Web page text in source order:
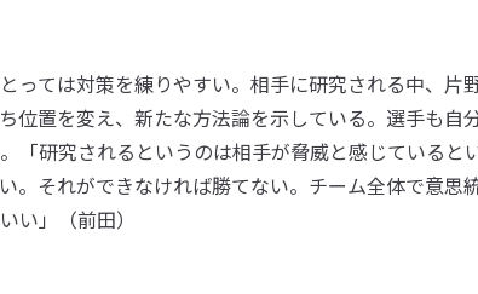
っては対策を練りやすい。相手に研究される中、片
位置を変え、新たな方法論を示している。選手も自
研究されるというのは相手が脅威と感じていると
。それができなければ勝てない。チーム全体で意思
い」（前田）